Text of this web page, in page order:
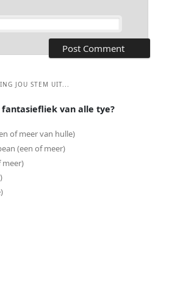
JOU STEM UIT...
van alle tye?
of meer van hulle)
(een of meer)
meer)